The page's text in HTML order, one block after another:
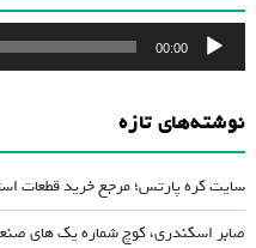
پخش‌کننده
صوت
00:00
نوشته‌های تازه
سایت کره پارتس؛ مرجع خرید قطعات
صابر اسکندری، کوچ شماره یک های